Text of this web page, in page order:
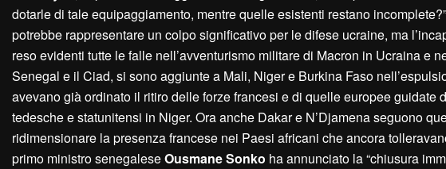
dotarle di tale equipaggiamento, mentre quelle esistenti restano
potrebbe rappresentare un colpo significativo per le difese ucraine, ma
reso evidenti tutte le falle nell’avventurismo militare di Macron in Ucraina e
Senegal e il Ciad, si sono aggiunte a Mali, Niger e Burkina Faso
avevano già ordinato il ritiro delle forze francesi e di quelle europee guidate
tedesche e statunitensi in Niger. Ora anche Dakar e N’Djamena seguono
ridimensionare la presenza francese nei Paesi africani che ancora
primo ministro senegaleseOusmane Sonko ha annunciato la “chiusura